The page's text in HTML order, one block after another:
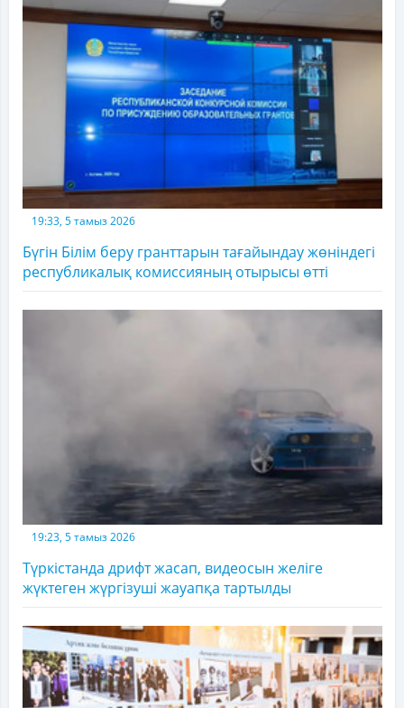
19:33, 5 тамыз 2026
Бүгін Білім беру гранттарын тағайындау жөніндегі
республикалық комиссияның отырысы өтті
19:23, 5 тамыз 2026
Түркістанда дрифт жасап, видеосын желіге
жүктеген жүргізуші жауапқа тартылды